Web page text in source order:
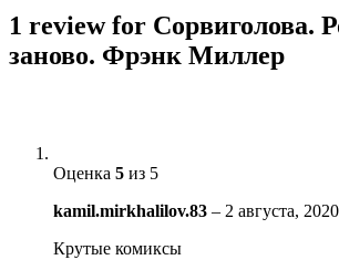
1 review for Сорвиголова.
заново. Фрэнк Миллер
Оценка 5 из 5
kamil.mirkhalilov.83 – 2 августа, 2020
Крутые комиксы